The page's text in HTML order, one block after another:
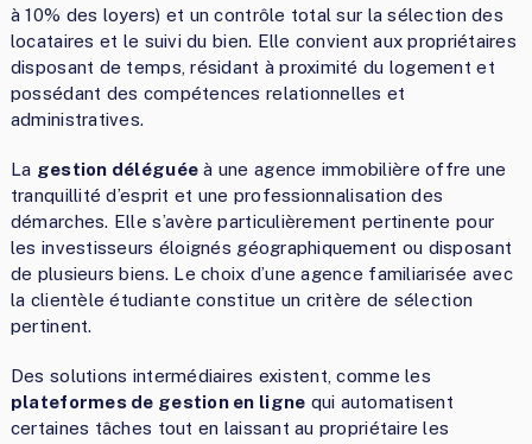
à 10% des loyers) et un contrôle total sur la sélection des
locataires et le suivi du bien. Elle convient aux propriétaires
disposant de temps, résidant à proximité du logement et
possédant des compétences relationnelles et
administratives.
La gestion déléguée à une agence immobilière offre une
tranquillité d’esprit et une professionnalisation des
démarches. Elle s’avère particulièrement pertinente pour
les investisseurs éloignés géographiquement ou disposant
de plusieurs biens. Le choix d’une agence familiarisée avec
la clientèle étudiante constitue un critère de sélection
pertinent.
Des solutions intermédiaires existent, comme les
plateformes de gestion en ligne qui automatisent
certaines tâches tout en laissant au propriétaire les